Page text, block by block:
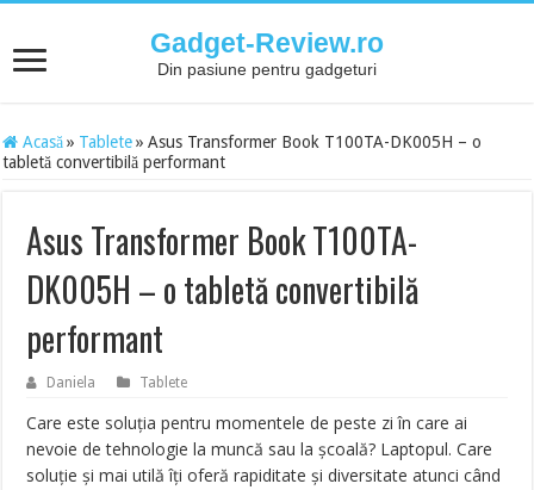
Gadget-Review.ro
Din pasiune pentru gadgeturi
Acasă » Tablete » Asus Transformer Book T100TA-DK005H – o
tabletă convertibilă performant
Asus Transformer Book T100TA-
DK005H – o tabletă convertibilă
performant
Daniela Tablete
Care este soluția pentru momentele de peste zi în care ai
nevoie de tehnologie la muncă sau la școală? Laptopul. Care
soluție și mai utilă îți oferă rapiditate și diversitate atunci când